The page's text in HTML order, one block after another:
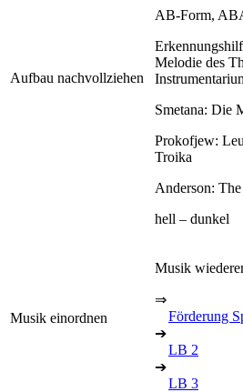
Aufbau nachvollziehen
AB-Form,
Melodie des
Smetana: Die
Prokofjew:
Troika
Anderson:
hell – dunkel
Musik einordnen
Musik
⇒
Förderung
➔
LB 2
➔
LB 3